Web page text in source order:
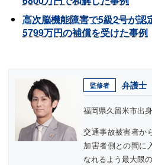
高次脳機能障害で5級2号が認
5799万円の補償を受けた事例
監修者 弁護士
福岡県久留米市出身
交通事故被害者か
加害者側との間に
なれるよう最大限